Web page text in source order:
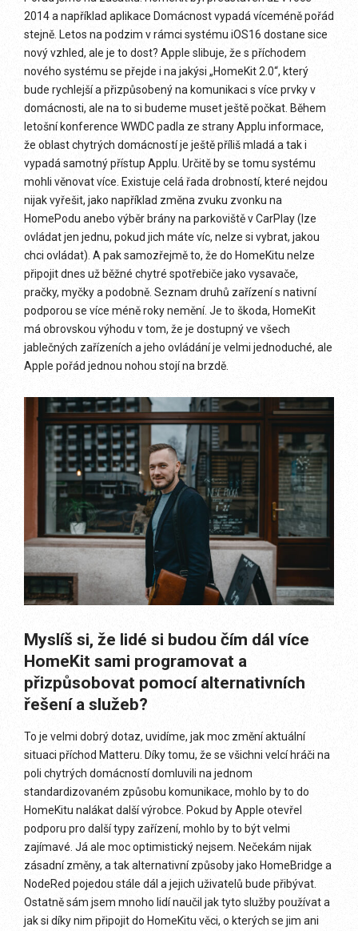
2014 a například aplikace Domácnost vypadá víceméně pořád
stejně. Letos na podzim v rámci systému iOS16 dostane sice
nový vzhled, ale je to dost? Apple slibuje, že s příchodem
nového systému se přejde i na jakýsi „HomeKit 2.0“, který
bude rychlejší a přizpůsobený na komunikaci s více prvky v
domácnosti, ale na to si budeme muset ještě počkat. Během
letošní konference WWDC padla ze strany Applu informace,
že oblast chytrých domácností je ještě příliš mladá a tak i
vypadá samotný přístup Applu. Určitě by se tomu systému
mohli věnovat více. Existuje celá řada drobností, které nejdou
nijak vyřešit, jako například změna zvuku zvonku na
HomePodu anebo výběr brány na parkoviště v CarPlay (lze
ovládat jen jednu, pokud jich máte víc, nelze si vybrat, jakou
chci ovládat). A pak samozřejmě to, že do HomeKitu nelze
připojit dnes už běžné chytré spotřebiče jako vysavače,
pračky, myčky a podobně. Seznam druhů zařízení s nativní
podporou se více méně roky nemění. Je to škoda, HomeKit
má obrovskou výhodu v tom, že je dostupný ve všech
jablečných zařízeních a jeho ovládání je velmi jednoduché, ale
Apple pořád jednou nohou stojí na brzdě.
Myslíš si, že lidé si budou čím dál více
HomeKit sami programovat a
přizpůsobovat pomocí alternativních
řešení a služeb?
To je velmi dobrý dotaz, uvidíme, jak moc změní aktuální
situaci příchod Matteru. Díky tomu, že se všichni velcí hráči na
poli chytrých domácností domluvili na jednom
standardizovaném způsobu komunikace, mohlo by to do
HomeKitu nalákat další výrobce. Pokud by Apple otevřel
podporu pro další typy zařízení, mohlo by to být velmi
zajímavé. Já ale moc optimistický nejsem. Nečekám nijak
zásadní změny, a tak alternativní způsoby jako HomeBridge a
NodeRed pojedou stále dál a jejich uživatelů bude přibývat.
Ostatně sám jsem mnoho lidí naučil jak tyto služby používat a
jak si díky nim připojit do HomeKitu věci, o kterých se jim ani